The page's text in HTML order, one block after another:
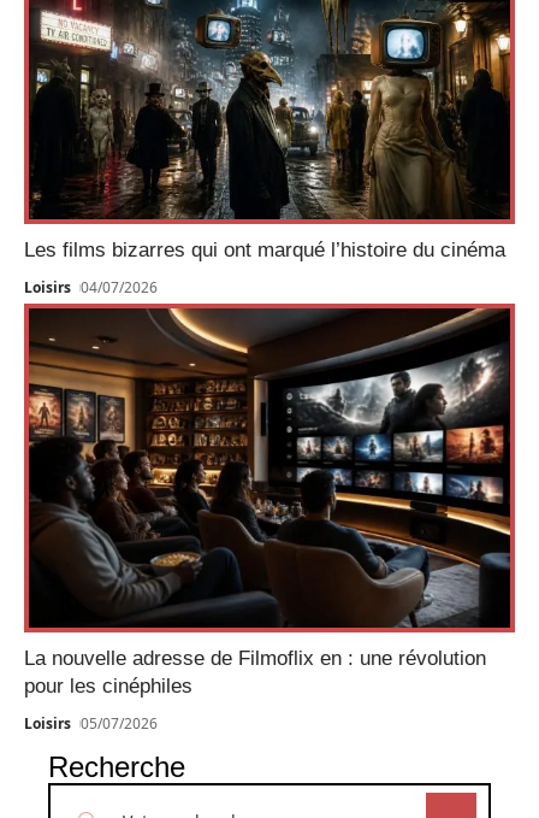
Les films bizarres qui ont marqué l’histoire du cinéma
Loisirs 04/07/2026
La nouvelle adresse de Filmoflix en : une révolution
pour les cinéphiles
Loisirs 05/07/2026
Recherche